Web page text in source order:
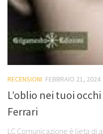
RECENSIONI FEBBRAIO 21, 2024
L’oblio nei tuoi
Ferrari
LC Comunicazione è lieta di